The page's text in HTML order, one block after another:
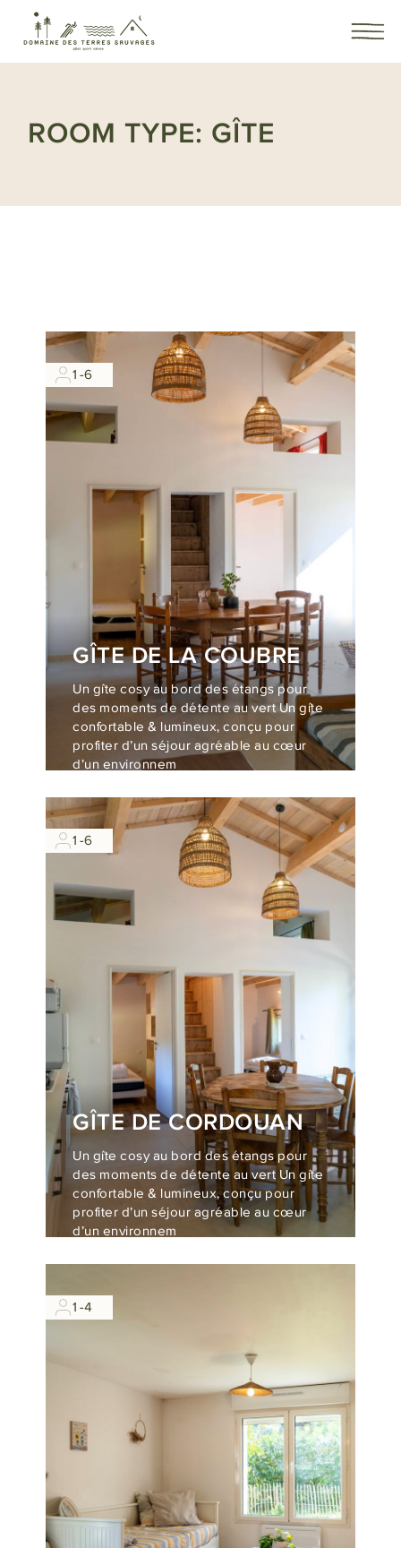
ROOM TYPE: GÎTE
1-6
GÎTE DE LA COUBRE
Un gîte cosy au bord des étangs pour
des moments de détente au vert Un gîte
confortable & lumineux, conçu pour
profiter d’un séjour agréable au cœur
d’un environnem
1-6
GÎTE DE CORDOUAN
Un gîte cosy au bord des étangs pour
des moments de détente au vert Un gîte
confortable & lumineux, conçu pour
profiter d’un séjour agréable au cœur
d’un environnem
1-4